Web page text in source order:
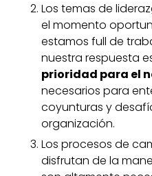
Los temas de
el momento
estamos full de
nuestra respuesta
prioridad para el
necesarios para
coyunturas y
organización.
Los procesos de
disfrutan de la